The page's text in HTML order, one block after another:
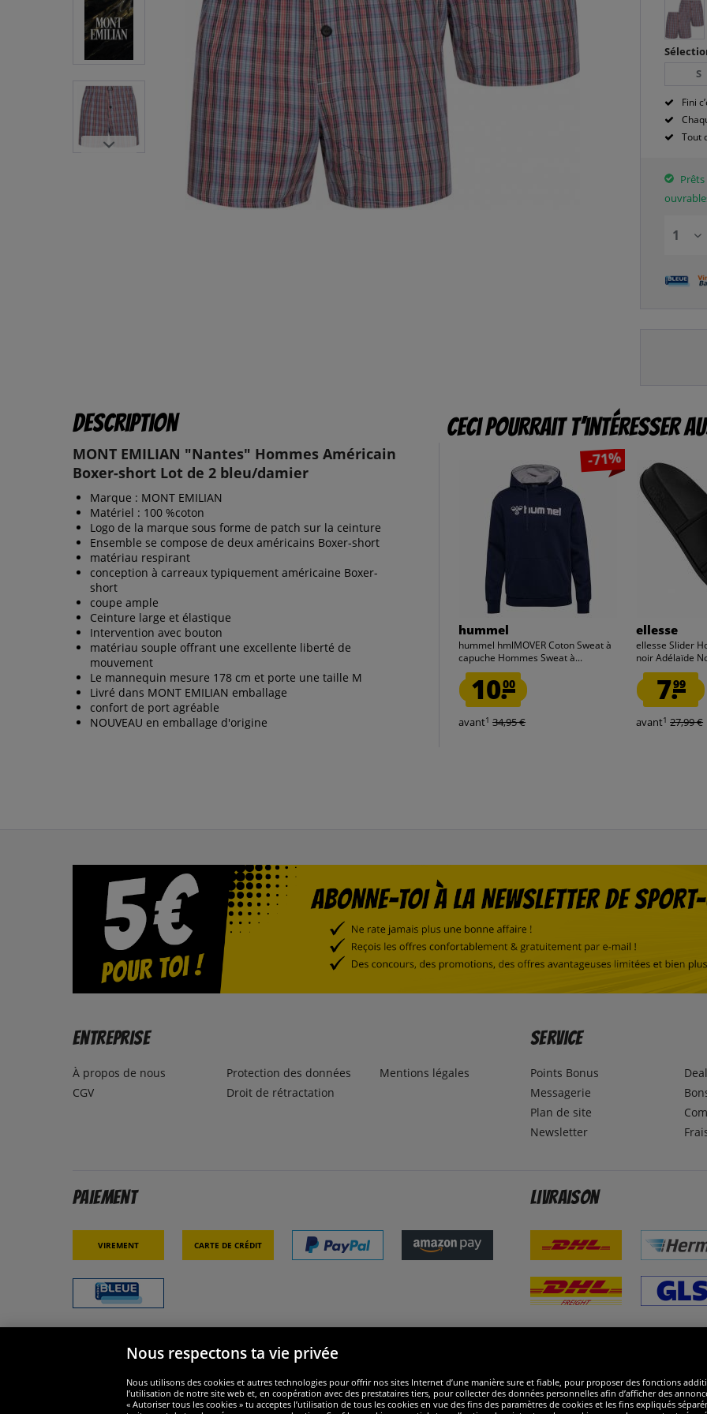
S
Fini
Tout
Description
MONT EMILIAN "Nantes" Hommes Américain
Boxer-short Lot de 2 bleu/damier
Marque : MONT EMILIAN
Matériel : 100 %coton
Logo de la marque sous forme de patch sur la ceinture
Ensemble se compose de deux américains Boxer-short
matériau respirant
conception à carreaux typiquement américaine Boxer-
short
coupe ample
Ceinture large et élastique
Intervention avec bouton
matériau souple offrant une excellente liberté de
mouvement
Le mannequin mesure 178 cm et porte une taille M
Livré dans MONT EMILIAN emballage
confort de port agréable
NOUVEAU en emballage d'origine
Ceci pourrait t’intéresser
-71%
hummel
hummel hmlMOVER Coton Sweat à
capuche Hommes Sweat à...
10.00
avant1 34,95 €
ellesse
ellesse Slider
noir Adélaïde
7.99
avant1 27,99 €
Entreprise
À propos de nous
CGV
Protection des données
Droit de rétractation
Mentions légales
Service
Points Bonus
Messagerie
Plan de site
Newsletter
Paiement
Virement Carte de crédit
Livraison
Nous respectons ta vie privée
Nous utilisons des cookies et autres technologies pour offrir nos sites Internet d’une manière sure et fiable, pour proposer des fonctions
l’utilisation de notre site web et, en coopération avec des prestataires tiers, pour collecter des données personnelles afin d’afficher des
« Autoriser tous les cookies » tu acceptes l’utilisation de tous les cookies en vue des fins des paramètres de cookies et les fins expliqués